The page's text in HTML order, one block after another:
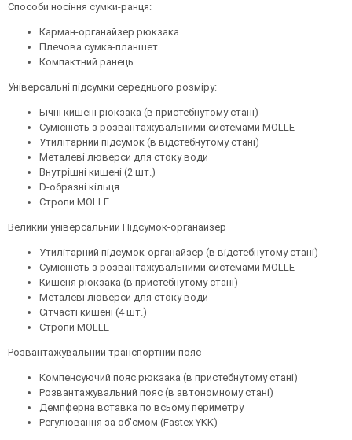
Способи носіння сумки-ранця:
Карман-органайзер рюкзака
Плечова сумка-планшет
Компактний ранець
Універсальні підсумки середнього розміру:
Бічні кишені рюкзака (в пристебнутому стані)
Сумісність з розвантажувальними системами MOLLE
Утилітарний підсумок (в відстебнутому стані)
Металеві люверси для стоку води
Внутрішні кишені (2 шт.)
D-образні кільця
Стропи MOLLE
Великий універсальний Підсумок-органайзер
Утилітарний підсумок-органайзер (в відстебнутому стані)
Сумісність з розвантажувальними системами MOLLE
Кишеня рюкзака (в пристебнутому стані)
Металеві люверси для стоку води
Сітчасті кишені (4 шт.)
Стропи MOLLE
Розвантажувальний транспортний пояс
Компенсуючий пояс рюкзака (в пристебнутому стані)
Розвантажувальний пояс (в автономному стані)
Демпферна вставка по всьому периметру
Регулювання за об'ємом (Fastex YKK)